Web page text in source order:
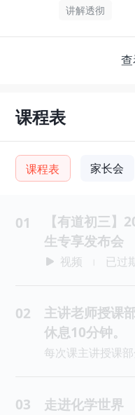
讲解透彻
课程表
课程表 家长会
01
【有道初三】
生专享发布会
视频 已过
02
主讲老师授课
休息10分钟。
03 走进化学世界